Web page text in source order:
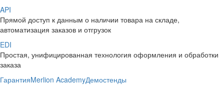
API
Прямой доступ к данным о наличии товара на складе,
автоматизация заказов и отгрузок
EDI
Простая, унифицированная технология оформления и обработки
заказа
ГарантияMerlion AcademyДемостенды